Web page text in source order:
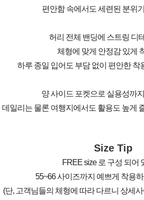
편안함 속에서도 세련된 분위
허리 전체 밴딩에 스트링 디
체형에 맞게 안정감 있게
하루 종일 입어도 부담 없이 편안한 착
양 사이드 포켓으로 실용성까
데일리는 물론 여행지에서도 활용도 높게
Size Tip
FREE size 로 구성 되어
55~66 사이즈까지 예쁘게 착용
(단, 고객님들의 체형에 따라 다르니 상세